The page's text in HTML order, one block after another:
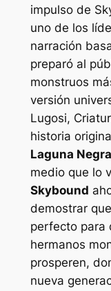
impulso de
uno de los
narración
preparó al
monstruos
versión
Lugosi,
historia
Laguna Negra
medio que lo
Skybound
demostrar
perfecto para
hermanos
prosperen,
nueva